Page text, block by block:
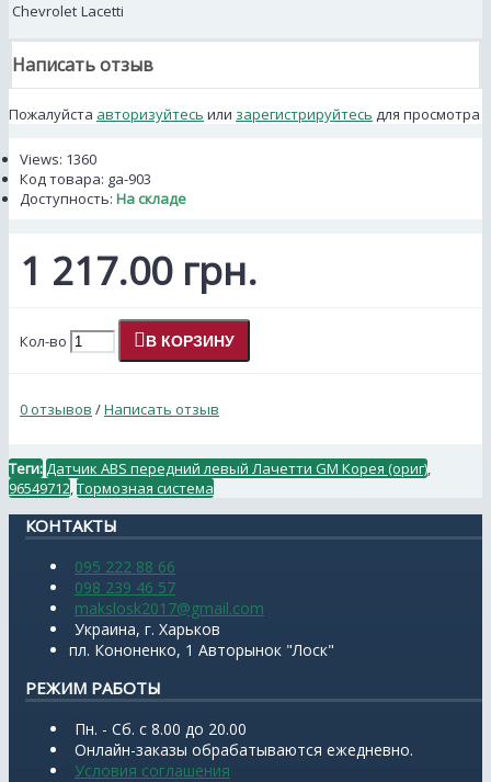
Chevrolet Lacetti
Написать отзыв
Пожалуйста авторизуйтесь или зарегистрируйтесь для просмотра
Views: 1360
Код товара: ga-903
Доступность: На складе
1 217.00 грн.
Кол-во В КОРЗИНУ
0 отзывов /Написать отзыв
Теги: Датчик ABS передний левый Лачетти GM Корея (ориг)
96549712 Тормозная система
КОНТАКТЫ
095 222 88 66
098 239 46 57
makslosk2017@gmail.com
Украина, г. Харьков
пл. Кононенко, 1 Авторынок "Лоск"
РЕЖИМ РАБОТЫ
Пн. - Сб. с 8.00 до 20.00
Онлайн-заказы обрабатываются ежедневно.
Условия соглашения